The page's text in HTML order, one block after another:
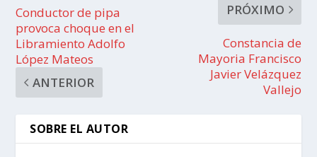
Conductor de pipa
provoca choque en el
Libramiento Adolfo
López Mateos
ANTERIOR
PRÓXIMO
Constancia de
Mayoria Francisco
Javier Velázquez
Vallejo
SOBRE EL AUTOR